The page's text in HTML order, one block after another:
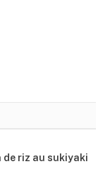
de riz au sukiyaki